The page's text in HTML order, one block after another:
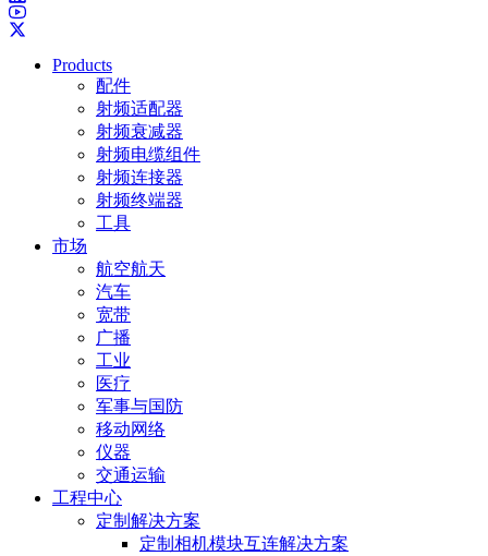
Products
配件
射频适配器
射频衰减器
射频电缆组件
射频连接器
射频终端器
工具
市场
航空航天
汽车
宽带
广播
工业
医疗
军事与国防
移动网络
仪器
交通运输
工程中心
定制解决方案
定制相机模块互连解决方案